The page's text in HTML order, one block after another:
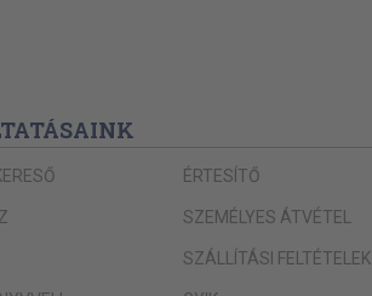
ÉRTESÍTŐ
SZEMÉLYES ÁTVÉTEL
SZÁLLÍTÁSI FELTÉTELEK